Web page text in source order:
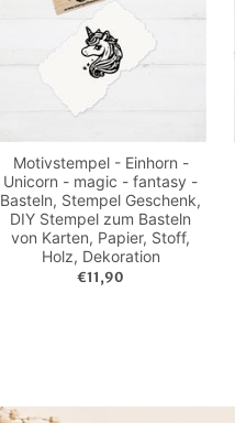
Motivstempel - Einhorn -
Unicorn - magic - fantasy -
Basteln, Stempel Geschenk,
DIY Stempel zum Basteln
von Karten, Papier, Stoff,
Holz, Dekoration
€11,90